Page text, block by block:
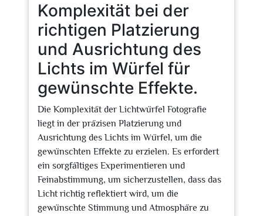
Komplexität bei der
richtigen Platzierung
und Ausrichtung des
Lichts im Würfel für
gewünschte Effekte.
Die Komplexität der Lichtwürfel Fotografie
liegt in der präzisen Platzierung und
Ausrichtung des Lichts im Würfel, um die
gewünschten Effekte zu erzielen. Es erfordert
ein sorgfältiges Experimentieren und
Feinabstimmung, um sicherzustellen, dass das
Licht richtig reflektiert wird, um die
gewünschte Stimmung und Atmosphäre zu